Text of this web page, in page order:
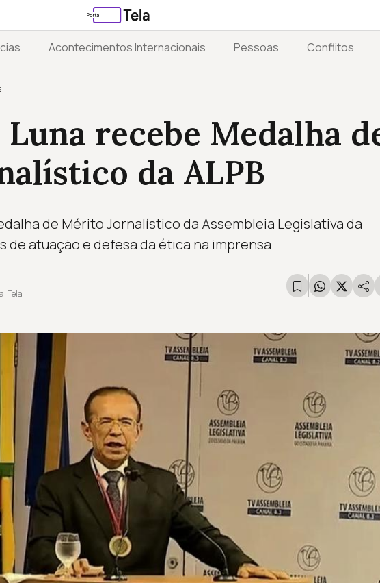
Acontecimentos Internacionais Pessoas Conflitos
recebe Medalha
da ALPB
de Mérito Jornalístico da Assembleia Legislativa da
de atuação e defesa da ética na imprensa
Tela